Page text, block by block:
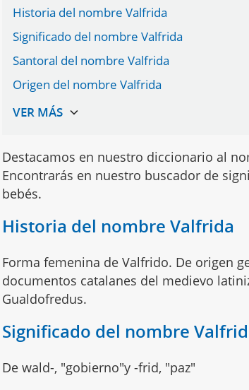
Historia del nombre Valfrida
Significado del nombre Valfrida
Santoral del nombre Valfrida
Origen del nombre Valfrida
Destacamos en nuestro diccionario al
Encontrarás en nuestro buscador de
bebés.
Historia del nombre Valfrida
Forma femenina de Valfrido. De origen
documentos catalanes del medievo
Gualdofredus.
Significado del nombre
De wald-, "gobierno"y -frid, "paz"